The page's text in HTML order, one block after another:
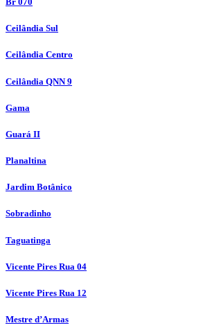
Ceilândia Sul
Ceilândia Centro
Ceilândia QNN 9
Gama
Guará II
Planaltina
Jardim Botânico
Sobradinho
Taguatinga
Vicente Pires Rua 04
Vicente Pires Rua 12
Mestre d’Armas